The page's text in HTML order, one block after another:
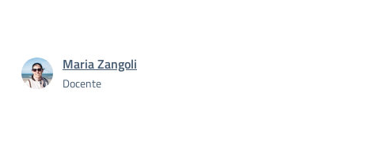
Maria Zangoli
Docente